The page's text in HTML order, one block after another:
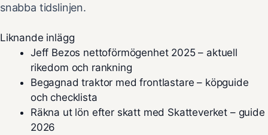
snabba tidslinjen.
Liknande inlägg
Jeff Bezos nettoförmögenhet 2025 – aktuell
rikedom och rankning
Begagnad traktor med frontlastare – köpguide
och checklista
Räkna ut lön efter skatt med Skatteverket – guide
2026